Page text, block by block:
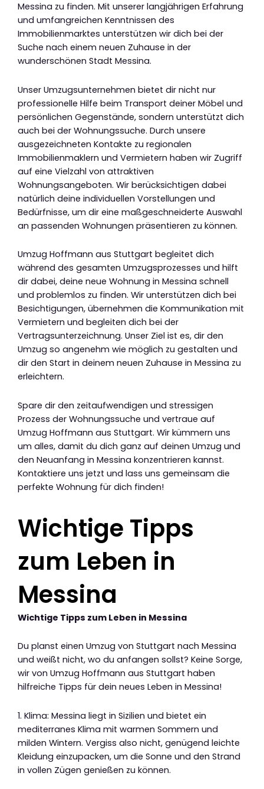
Messina zu finden. Mit unserer langjährigen Erfahrung
und umfangreichen Kenntnissen des
Immobilienmarktes unterstützen wir dich bei der
Suche nach einem neuen Zuhause in der
wunderschönen Stadt Messina.
Unser Umzugsunternehmen bietet dir nicht nur
professionelle Hilfe beim Transport deiner Möbel und
persönlichen Gegenstände, sondern unterstützt dich
auch bei der Wohnungssuche. Durch unsere
ausgezeichneten Kontakte zu regionalen
Immobilienmaklern und Vermietern haben wir Zugriff
auf eine Vielzahl von attraktiven
Wohnungsangeboten. Wir berücksichtigen dabei
natürlich deine individuellen Vorstellungen und
Bedürfnisse, um dir eine maßgeschneiderte Auswahl
an passenden Wohnungen präsentieren zu können.
Umzug Hoffmann aus Stuttgart begleitet dich
während des gesamten Umzugsprozesses und hilft
dir dabei, deine neue Wohnung in Messina schnell
und problemlos zu finden. Wir unterstützen dich bei
Besichtigungen, übernehmen die Kommunikation mit
Vermietern und begleiten dich bei der
Vertragsunterzeichnung. Unser Ziel ist es, dir den
Umzug so angenehm wie möglich zu gestalten und
dir den Start in deinem neuen Zuhause in Messina zu
erleichtern.
Spare dir den zeitaufwendigen und stressigen
Prozess der Wohnungssuche und vertraue auf
Umzug Hoffmann aus Stuttgart. Wir kümmern uns
um alles, damit du dich ganz auf deinen Umzug und
den Neuanfang in Messina konzentrieren kannst.
Kontaktiere uns jetzt und lass uns gemeinsam die
perfekte Wohnung für dich finden!
Wichtige Tipps
zum Leben in
Messina
Wichtige Tipps zum Leben in Messina
Du planst einen Umzug von Stuttgart nach Messina
und weißt nicht, wo du anfangen sollst? Keine Sorge,
wir von Umzug Hoffmann aus Stuttgart haben
hilfreiche Tipps für dein neues Leben in Messina!
1. Klima: Messina liegt in Sizilien und bietet ein
mediterranes Klima mit warmen Sommern und
milden Wintern. Vergiss also nicht, genügend leichte
Kleidung einzupacken, um die Sonne und den Strand
in vollen Zügen genießen zu können.